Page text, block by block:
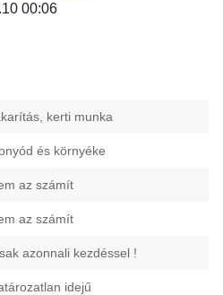
00:06
kerti munka
és környéke
az számít
az számít
azonnali kezdéssel !
idejű